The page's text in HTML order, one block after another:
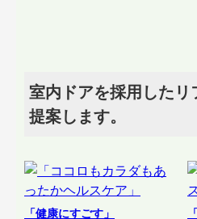
室内ドアを採用したリ
提案します。
「健康にすごす」